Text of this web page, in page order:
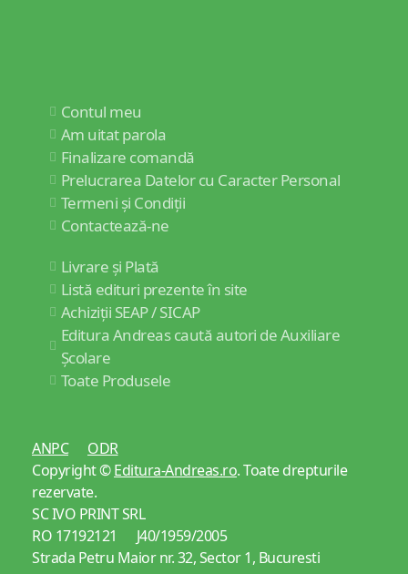
Contul meu
Am uitat parola
Finalizare comandă
Prelucrarea Datelor cu Caracter Personal
Termeni și Condiții
Contactează-ne
Livrare și Plată
Listă edituri prezente în site
Achiziții SEAP / SICAP
Editura Andreas caută autori de Auxiliare
Școlare
Toate Produsele
ANPC
ODR
Copyright ©Editura-Andreas.ro. Toate drepturile
rezervate.
SC IVO PRINT SRL
RO 17192121 J40/1959/2005
Strada Petru Maior nr. 32, Sector 1, Bucuresti